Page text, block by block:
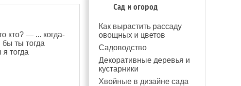
кто? — ... когда-
ты тогда
тогда
Сад и огород
Как вырастить рассаду
овощных и цветов
Садоводство
Декоративные деревья и
кустарники
Хвойные в дизайне сада